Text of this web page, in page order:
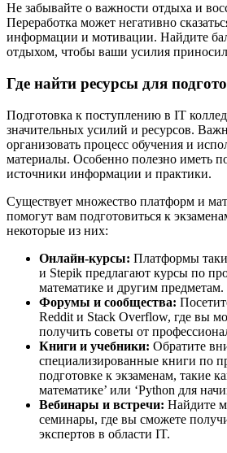
Не забывайте о важности отдыха и
Переработка может негативно
информации и мотивации. Найдите
отдыхом, чтобы ваши усилия
Где найти ресурсы для
Подготовка к поступлению в IT
значительных усилий и ресурсов.
организовать процесс обучения и
материалы. Особенно полезно иметь
источники информации и практики.
Существует множество платформ и
помогут вам подготовиться к
некоторые из них:
Онлайн-курсы: Платформы
и Stepik предлагают курсы по
математике и другим предметам.
Форумы и сообщества:
Reddit и Stack Overflow, где вы
получить советы от
Книги и учебники: Обратите
специализированные книги по
подготовке к экзаменам, такие
математике’ или ‘Python для
Вебинары и встречи: Найдите
семинары, где вы сможете
экспертов в области IT.